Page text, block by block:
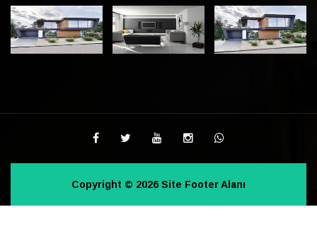
Copyright © 2026 Site Footer Alanı